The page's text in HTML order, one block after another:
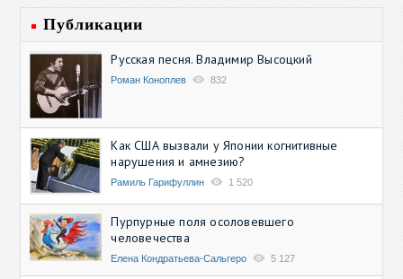
Публикации
Русская песня. Владимир Высоцкий
Роман Коноплев 832
Как США вызвали у Японии когнитивные
нарушения и амнезию?
Рамиль Гарифуллин 1 520
Пурпурные поля осоловевшего
человечества
Елена Кондратьева-Сальгеро 5 127